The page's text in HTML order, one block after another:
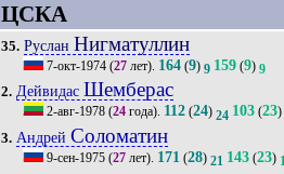
ЦСКА
35. Руслан Нигматуллин
7-окт-1974(27лет). 164(9) 9 159(9) 9
2. Дейвидас Шемберас
2-авг-1978(24года). 112(24) 24 103(23)
3. Андрей Соломатин
9-сен-1975(27лет). 171 (28) 21 143(23)